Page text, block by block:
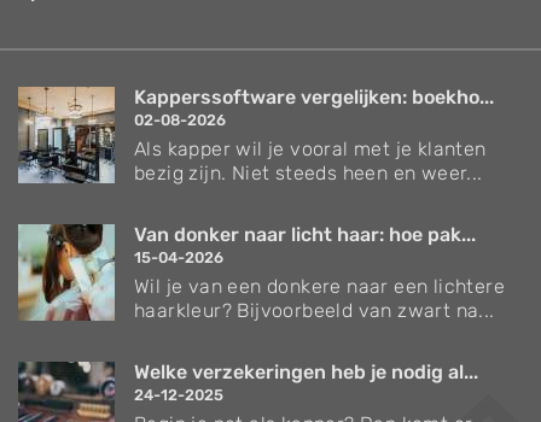
Kapperssoftware vergelijken: boekho...
02-08-2026
Als kapper wil je vooral met je klanten
bezig zijn. Niet steeds heen en weer...
Van donker naar licht haar: hoe pak...
15-04-2026
Wil je van een donkere naar een lichtere
haarkleur? Bijvoorbeeld van zwart na...
Welke verzekeringen heb je nodig al...
24-12-2025